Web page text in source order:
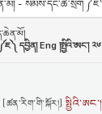
[ཚན་རིག་གི་སྐོར།] སྤྱིའི་ཨང་།